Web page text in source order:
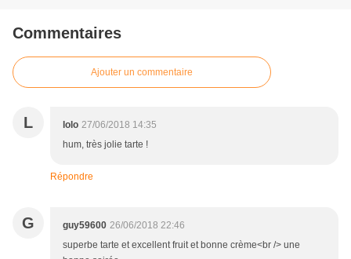
Commentaires
Ajouter un commentaire
L lolo 27/06/2018 14:35
hum, très jolie tarte !
Répondre
G guy59600 26/06/2018 22:46
superbe tarte et excellent fruit et bonne crème<br /> une